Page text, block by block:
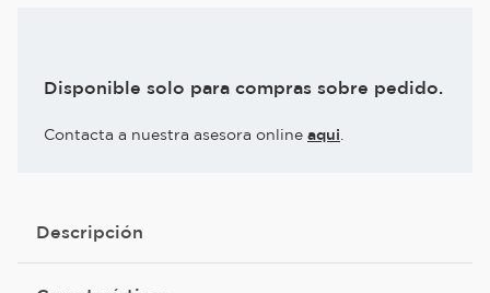
Disponible solo para compras sobre pedido.
Contacta a nuestra asesora online aqui
Descripción